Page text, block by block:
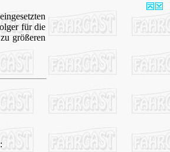
für die
größeren